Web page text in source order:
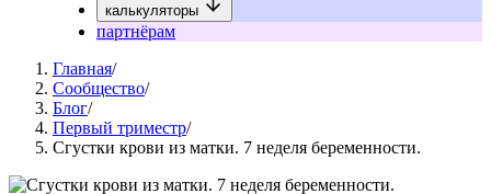
калькуляторы
партнёрам
Главная/
Сообщество/
Блог/
Первый триместр/
Сгустки крови из матки. 7 неделя беременности.